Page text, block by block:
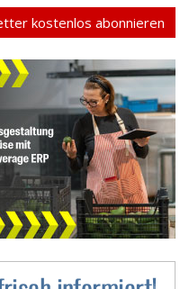
kostenlos abonnieren